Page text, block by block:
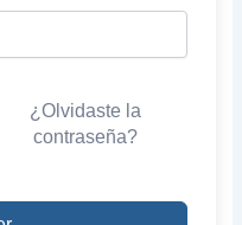
¿Olvidaste la
contraseña?